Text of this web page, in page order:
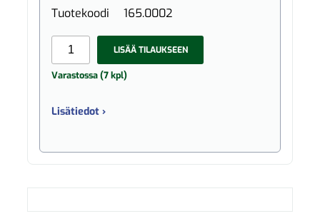
Tuotekoodi 165.0002
LISÄÄ TILAUKSEEN
Varastossa (7 kpl)
Lisätiedot ›